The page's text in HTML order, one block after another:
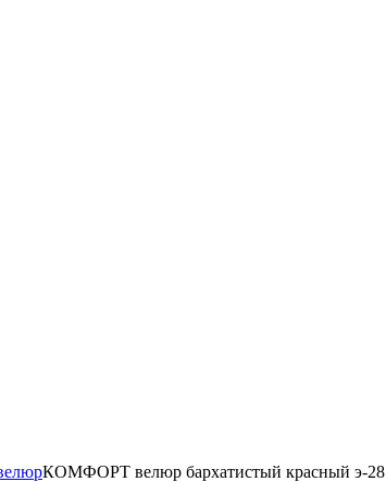
КОМФОРТ велюр бархатистый красный э-28